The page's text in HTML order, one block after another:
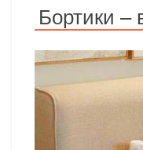
Бортики –